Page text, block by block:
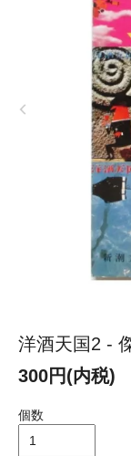
洋酒天国2 -
300円(内税)
個数